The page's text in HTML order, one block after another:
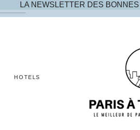
HOTELS
LA NEWSLETTER DES